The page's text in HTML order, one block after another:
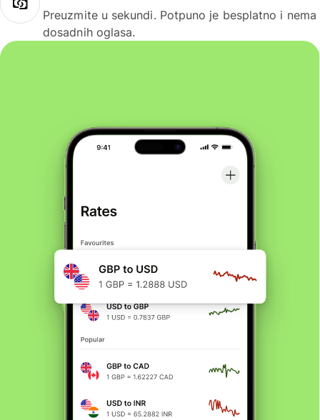
Preuzmite u sekundi. Potpuno je besplatno i nema
dosadnih oglasa.